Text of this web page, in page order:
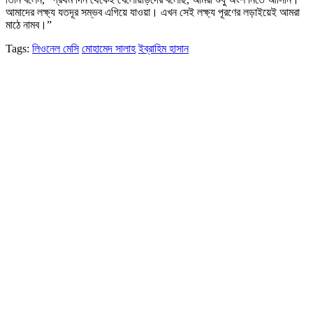
আমাদের লক্ষ্য যতদূর সম্ভব এগিয়ে যাওয়া। এখন সেই লক্ষ্য পূরণের লড়াইয়েই আমরা
মাঠে নামব।”
Tags: লিওনেল মেসি মোহামেদ সালাহ ইব্রাহিম হাসান